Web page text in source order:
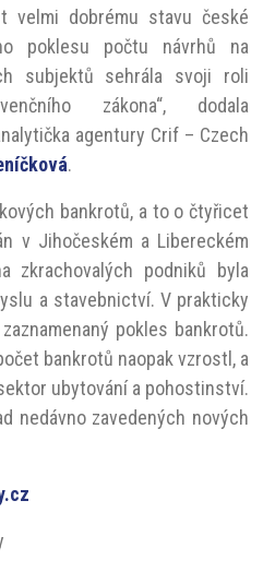
velmi dobrému stavu české
poklesu počtu návrhů na
subjektů sehrála svoji roli
zákona“, dodala
agentury Crif – Czech
.
bankrotů, a to o čtyřicet
v Jihočeském a Libereckém
zkrachovalých podniků byla
a stavebnictví. V prakticky
pokles bankrotů.
bankrotů naopak vzrostl, a
ubytování a pohostinství.
nedávno zavedených nových